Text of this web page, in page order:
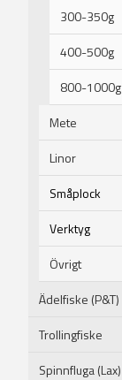
300-350g
400-500g
800-1000g
Mete
Linor
Småplock
Verktyg
Övrigt
Ädelfiske (P&T)
Trollingfiske
Spinnfluga (Lax)